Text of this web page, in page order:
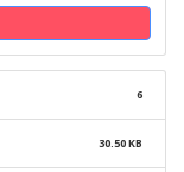
6
30.50 KB